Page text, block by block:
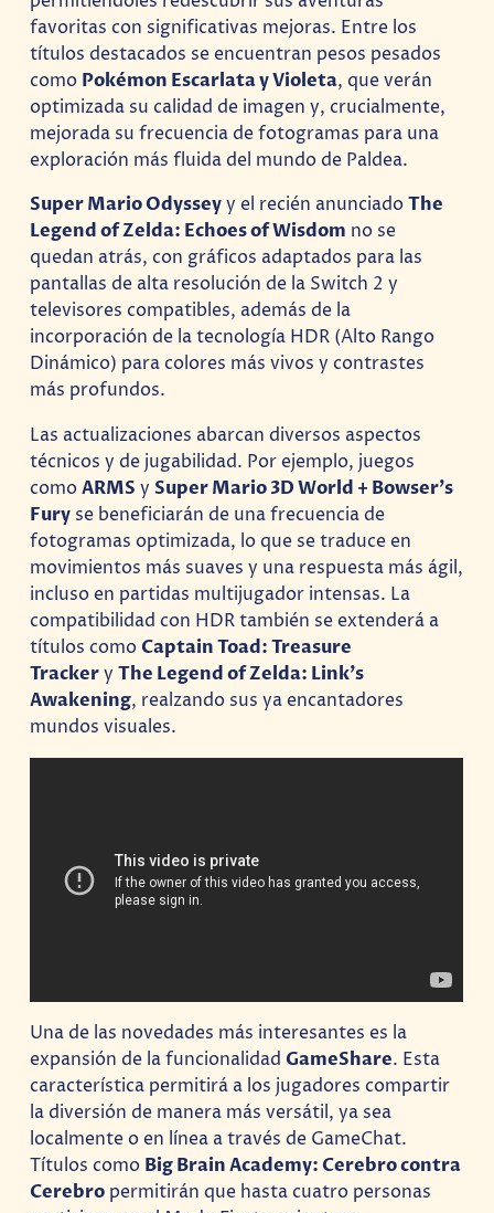
favoritas con significativas mejoras. Entre los
títulos destacados se encuentran pesos pesados
como Pokémon Escarlata y Violeta, que verán
optimizada su calidad de imagen y, crucialmente,
mejorada su frecuencia de fotogramas para una
exploración más fluida del mundo de Paldea.
Super Mario Odysseyy el recién anunciadoThe
Legend of Zelda: Echoes of Wisdom no se
quedan atrás, con gráficos adaptados para las
pantallas de alta resolución de la Switch 2 y
televisores compatibles, además de la
incorporación de la tecnología HDR (Alto Rango
Dinámico) para colores más vivos y contrastes
más profundos.
Las actualizaciones abarcan diversos aspectos
técnicos y de jugabilidad. Por ejemplo, juegos
comoARMS ySuper Mario 3D World + Bowser’s
Fury se beneficiarán de una frecuencia de
fotogramas optimizada, lo que se traduce en
movimientos más suaves y una respuesta más ágil,
incluso en partidas multijugador intensas. La
compatibilidad con HDR también se extenderá a
títulos como Captain Toad: Treasure
TrackeryThe Legend of Zelda: Link’s
Awakening, realzando sus ya encantadores
mundos visuales.
Una de las novedades más interesantes es la
expansión de la funcionalidadGameShare. Esta
característica permitirá a los jugadores compartir
la diversión de manera más versátil, ya sea
localmente o en línea a través de GameChat.
Títulos como Big Brain Academy: Cerebro contra
Cerebro permitirán que hasta cuatro personas